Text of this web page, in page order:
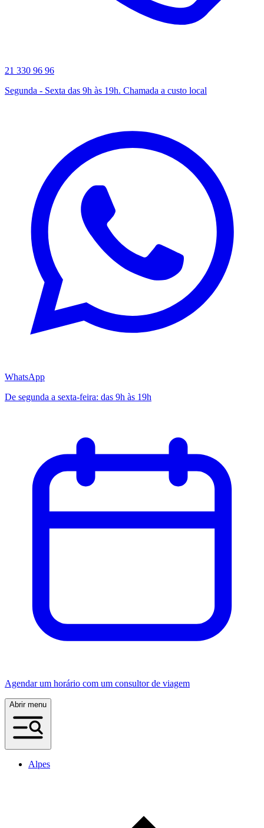
21 330 96 96
Segunda - Sexta das 9h às 19h. Chamada a custo local
WhatsApp
De segunda a sexta-feira: das 9h às 19h
Agendar um horário com um consultor de viagem
Abrir menu
Alpes